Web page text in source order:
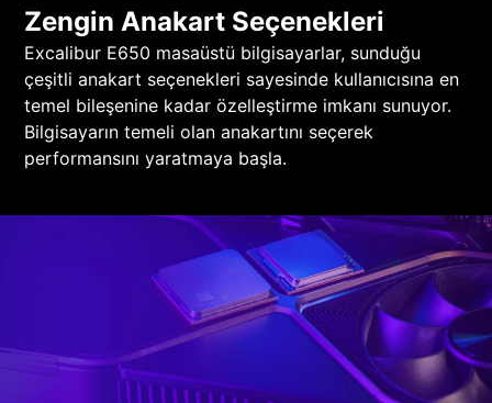
Zengin Anakart Seçenekleri
Excalibur E650 masaüstü bilgisayarlar, sunduğu
çeşitli anakart seçenekleri sayesinde kullanıcısına en
temel bileşenine kadar özelleştirme imkanı sunuyor.
Bilgisayarın temeli olan anakartını seçerek
performansını yaratmaya başla.